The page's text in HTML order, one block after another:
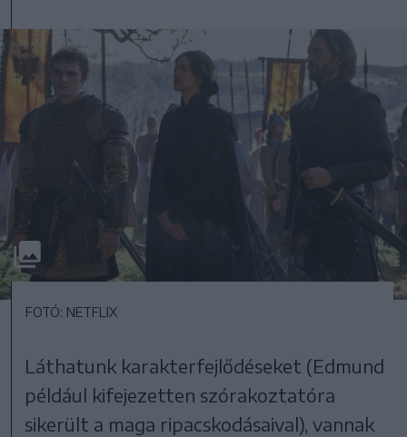
FOTÓ: NETFLIX
Láthatunk karakterfejlődéseket (Edmund
például kifejezetten szórakoztatóra
sikerült a maga ripacskodásaival), vannak